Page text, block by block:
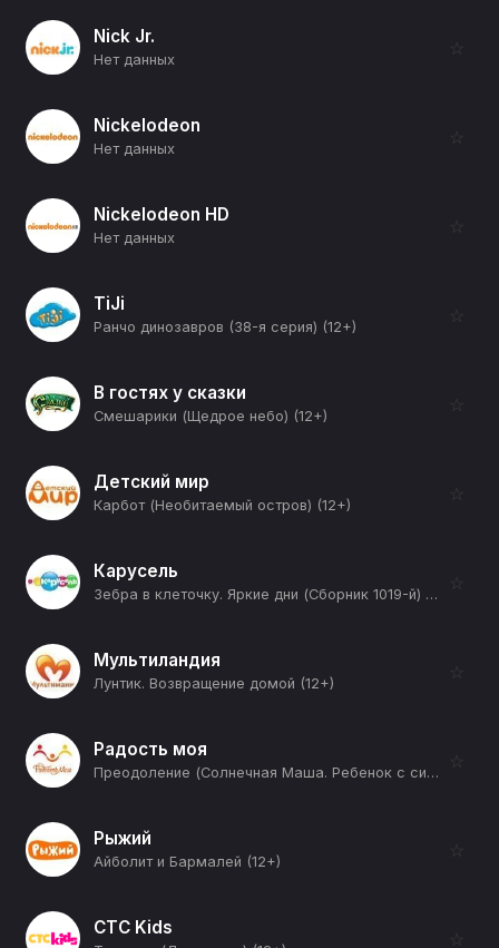
Nick Jr.
Нет данных
☆
Nickelodeon
Нет данных
☆
Nickelodeon HD
Нет данных
☆
TiJi
Ранчо динозавров (38-я серия) (12+)
☆
В гостях у сказки
Смешарики (Щедрое небо) (12+)
☆
Детский мир
Карбот (Необитаемый остров) (12+)
☆
Карусель
Зебра в клеточку. Яркие дни (Сборник 1019-й) (12+)
☆
Мультиландия
Лунтик. Возвращение домой (12+)
☆
Радость моя
Преодоление (Солнечная Маша. Ребенок с синдромом Дауна) (12+)
☆
Рыжий
Айболит и Бармалей (12+)
☆
СТС Kids ☆